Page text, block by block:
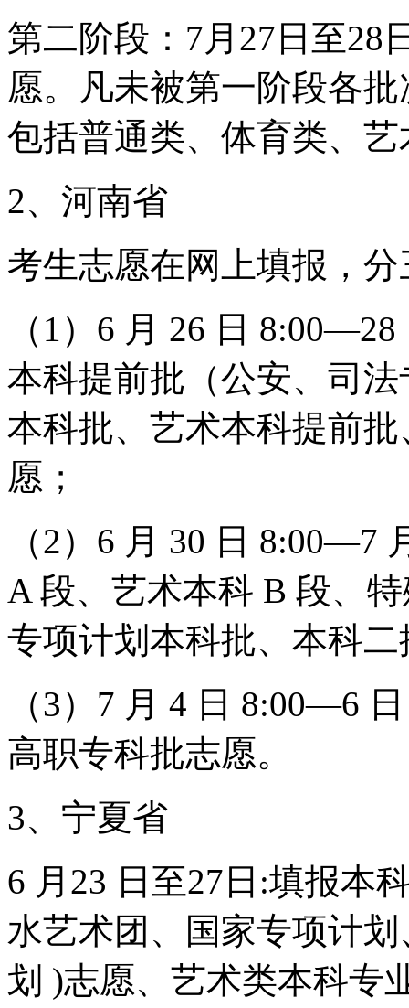
第二阶段：7月27日至28
愿。凡未被第一阶段各
包括普通类、体育类、
2、河南省
考生志愿在网上填报，
（1）6 月 26 日
本科提前批（公安、司
本科批、艺术本科提前
愿；
（2）6 月 30 日 8:00—7
A 段、艺术本科 B 段、
专项计划本科批、本科
（3）7 月 4 日 8:00—6
高职专科批志愿。
3、宁夏省
6 月23 日至27日:填报本
水艺术团、国家专项计
划 )志愿、艺术类本科专